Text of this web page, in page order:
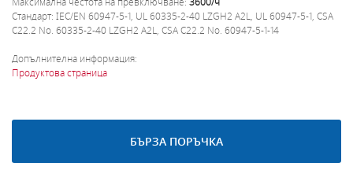
Стандарт: IEC/EN 60947-5-1, UL 60335-2-40 LZGH2 A2L, UL 60947-5-1, CSA
C22.2 No. 60335-2-40 LZGH2 A2L, CSA C22.2 No. 60947-5-1-14
Допълнителна информация:
Продуктова страница
БЪРЗА ПОРЪЧКА